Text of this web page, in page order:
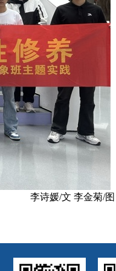
李诗媛/文 李金菊/